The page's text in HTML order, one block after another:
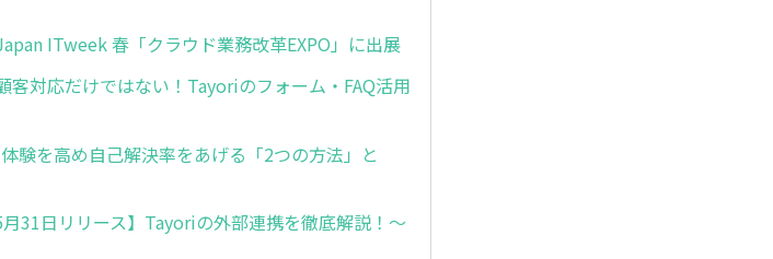
ITweek 春「クラウド業務改革EXPO」に出展
対応だけではない！Tayoriのフォーム・FAQ活用
験を高め自己解決率をあげる「2つの方法」と
31日リリース】Tayoriの外部連携を徹底解説！～